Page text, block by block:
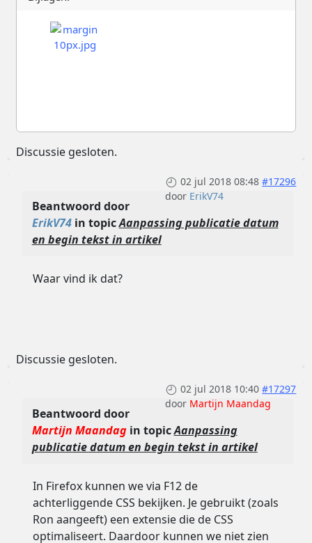
Discussie gesloten.
02 jul 2018 08:48 #17296
door ErikV74
Beantwoord door
ErikV74in topicAanpassing publicatie datum
en begin tekst in artikel
Waar vind ik dat?
Discussie gesloten.
02 jul 2018 10:40 #17297
door Martijn Maandag
Beantwoord door
Martijn Maandagin topicAanpassing
publicatie datum en begin tekst in artikel
In Firefox kunnen we via F12 de
achterliggende CSS bekijken. Je gebruikt (zoals
Ron aangeeft) een extensie die de CSS
optimaliseert. Daardoor kunnen we niet zien